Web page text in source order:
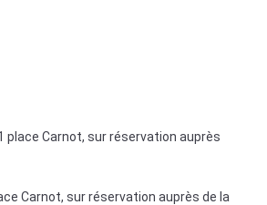
place Carnot, sur réservation auprès
Carnot, sur réservation auprès de la